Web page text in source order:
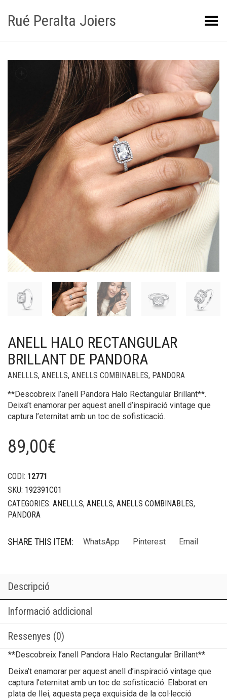
Rué Peralta Joiers Obrir/tancar el menú
ANELL HALO RECTANGULAR
BRILLANT DE PANDORA
ANELLLS, ANELLS, ANELLS COMBINABLES, PANDORA
**Descobreix l’anell Pandora Halo Rectangular Brillant**.
Deixa’t enamorar per aquest anell d’inspiració vintage que
captura l’eternitat amb un toc de sofisticació.
89,00€
CODI: 12771
SKU: 192391C01
CATEGORIES: ANELLLS, ANELLS, ANELLS COMBINABLES,
PANDORA
SHARE THIS ITEM: WhatsApp Pinterest Email
Descripció
Informació addicional
Ressenyes (0)
**Descobreix l’anell Pandora Halo Rectangular Brillant**
Deixa’t enamorar per aquest anell d’inspiració vintage que
captura l’eternitat amb un toc de sofisticació. Elaborat en
plata de llei, aquesta peça exquisida de la col·lecció